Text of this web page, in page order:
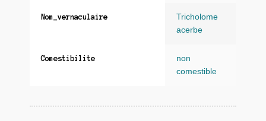
Nom_vernaculaire
Tricholome
acerbe
Comestibilite
non
comestible